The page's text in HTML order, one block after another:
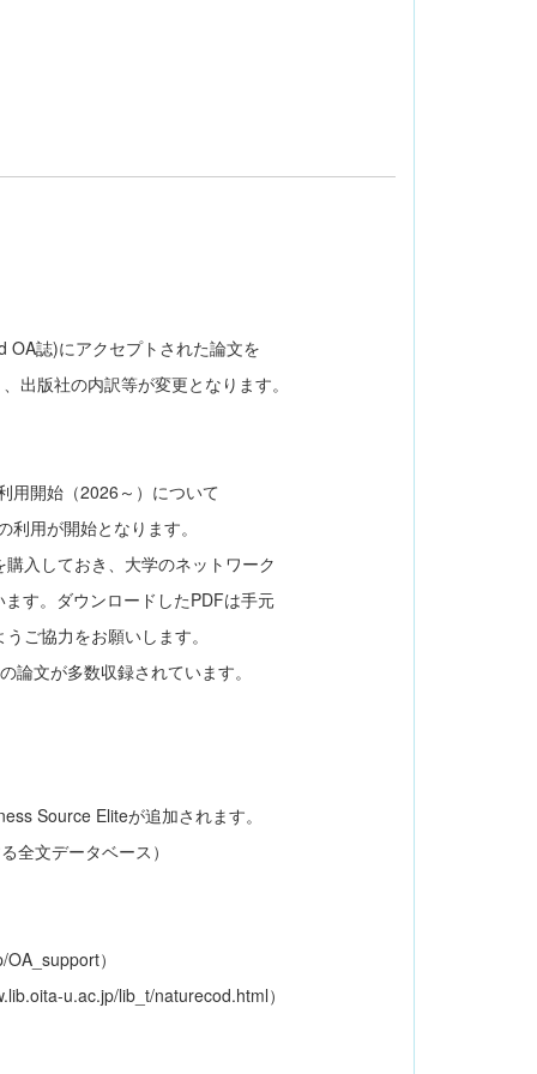
誌)にアクセプトされた論文を
版社の内訳等が変更となります。
用開始（2026～）について
が開始となります。
しておき、大学のネットワーク
。ダウンロードしたPDFは手元
協力をお願いします。
文が多数収録されています。
Source Eliteが追加されます。
文データベース）
OA_support）
u.ac.jp/lib_t/naturecod.html）